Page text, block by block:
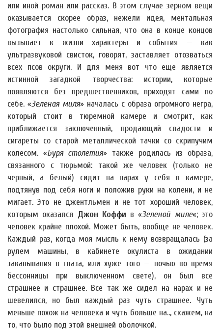
или иной роман или рассказ. В этом случае зерном вещи
оказывается скорее образ, нежели идея, ментальная
фотография настолько сильная, что она в конце концов
вызывает к жизни характеры и события — как
ультразвуковой свисток, говорят, заставляет отозваться
всех псов округи. И для меня вот что еще является
истинной загадкой творчества: истории, которые
появляются без предшественников, приходят сами по
себе. «Зеленая миля» началась с образа огромного негра,
который стоит в тюремной камере и смотрит, как
приближается заключенный, продающий сладости и
сигареты со старой металлической тачки со скрипучим
колесом. «Буря столетия» также родилась из образа,
связанного с тюрьмой: такой же человек (только не
черный, а белый) сидит на нарах у себя в камере,
подтянув под себя ноги и положив руки на колени, и не
мигает. Это не джентльмен и не тот хороший человек,
которым оказался Джон Коффи в «Зеленой миле«; это
человек крайне плохой. Может быть, вообще не человек.
Каждый раз, когда моя мысль к нему возвращалась (за
рулем машины, в кабинете окулиста в ожидании
закапывания в глаза, или хуже того — ночью во время
бессонницы при выключенном свете), он был все
страшнее и страшнее. Все так же сидел на нарах и не
шевелился, но был каждый раз чуть страшнее. Чуть
меньше похож на человека и чуть больше на.., скажем, на
то, что было под этой внешней оболочкой.